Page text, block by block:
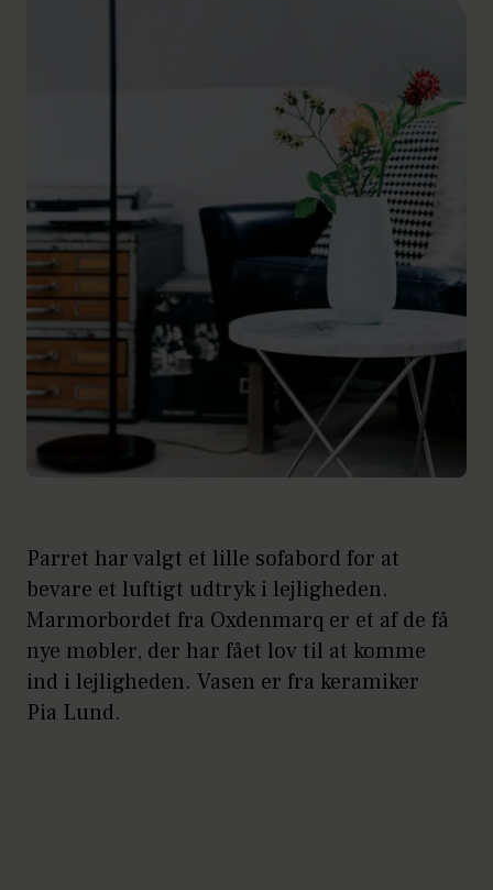
Parret har valgt et lille sofabord for at
bevare et luftigt udtryk i lejligheden.
Marmorbordet fra Oxdenmarq er et af de få
nye møbler, der har fået lov til at komme
ind i lejligheden. Vasen er fra keramiker
Pia Lund.